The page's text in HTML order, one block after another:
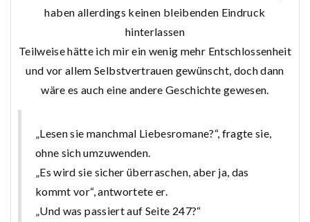
haben allerdings keinen bleibenden Eindruck
hinterlassen
Teilweise hätte ich mir ein wenig mehr Entschlossenheit
und vor allem Selbstvertrauen gewünscht, doch dann
wäre es auch eine andere Geschichte gewesen.
„Lesen sie manchmal Liebesromane?“, fragte sie,
ohne sich umzuwenden.
„Es wird sie sicher überraschen, aber ja, das
kommt vor“, antwortete er.
„Und was passiert auf Seite 247?“